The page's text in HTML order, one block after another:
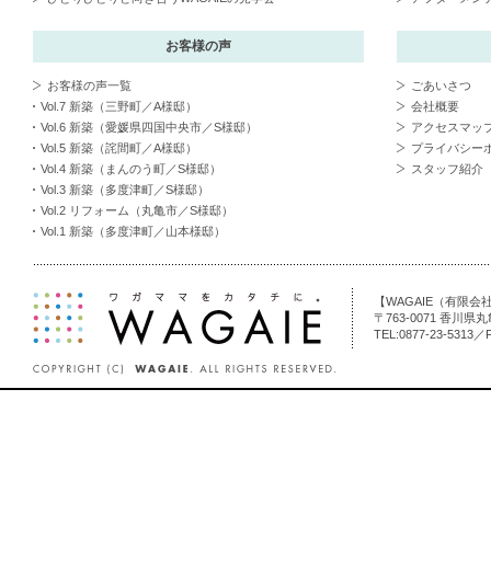
お客様の声
お客様の声一覧
Vol.7 新築（三野町／A様邸）
Vol.6 新築（愛媛県四国中央市／S様邸）
Vol.5 新築（詫間町／A様邸）
Vol.4 新築（まんのう町／S様邸）
Vol.3 新築（多度津町／S様邸）
Vol.2 リフォーム（丸亀市／S様邸）
Vol.1 新築（多度津町／山本様邸）
ごあいさつ
会社概要
アクセスマッ
プライバシー
スタッフ紹介
【WAGAIE（有限会
〒763-0071 香川県
TEL:0877-23-5313／